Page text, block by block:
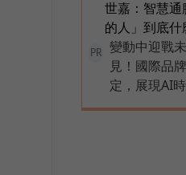
世嘉：智慧
的人」到底什
PR
變動中迎戰
見！國際品
定，展現AI